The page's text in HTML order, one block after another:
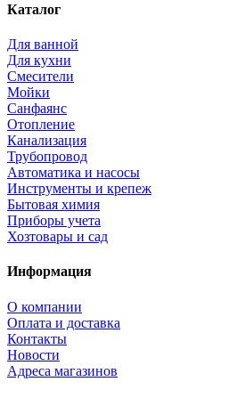
Каталог
Для ванной
Для кухни
Смесители
Мойки
Санфаянс
Отопление
Канализация
Трубопровод
Автоматика и насосы
Инструменты и крепеж
Бытовая химия
Приборы учета
Хозтовары и сад
Информация
О компании
Оплата и доставка
Контакты
Новости
Адреса магазинов